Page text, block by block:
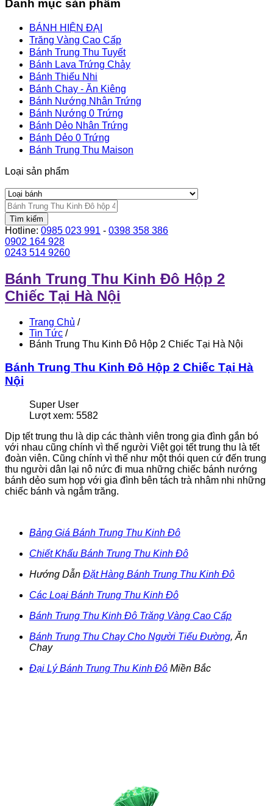
Danh mục sản phẩm
BÁNH HIỆN ĐẠI
Trăng Vàng Cao Cấp
Bánh Trung Thu Tuyết
Bánh Lava Trứng Chảy
Bánh Thiếu Nhi
Bánh Chay - Ăn Kiêng
Bánh Nướng Nhân Trứng
Bánh Nướng 0 Trứng
Bánh Dẻo Nhân Trứng
Bánh Dẻo 0 Trứng
Bánh Trung Thu Maison
Loại sản phẩm
Tìm kiếm
Hotline: 0985 023 991 - 0398 358 386
0902 164 928
0243 514 9260
Bánh Trung Thu Kinh Đô Hộp 2
Chiếc Tại Hà Nội
Trang Chủ /
Tin Tức /
Bánh Trung Thu Kinh Đô Hộp 2 Chiếc Tại Hà Nội
Bánh Trung Thu Kinh Đô Hộp 2 Chiếc Tại Hà
Nội
Super User
Lượt xem: 5582
Dịp tết trung thu là dịp các thành viên trong gia đình gắn bó
với nhau cũng chính vì thế người Việt gọi tết trung thu là tết
đoàn viên. Cũng chính vì thế như một thói quen cứ đến trung
thu người dân lại nô nức đi mua những chiếc bánh nướng
bánh dẻo sum họp với gia đình bên tách trà nhâm nhi những
chiếc bánh và ngắm trăng.
Bảng Giá Bánh Trung Thu Kinh Đô
Chiết Khấu Bánh Trung Thu Kinh Đô
Hướng Dẫn Đặt Hàng Bánh Trung Thu Kinh Đô
Các Loại Bánh Trung Thu Kinh Đô
Bánh Trung Thu Kinh Đô Trăng Vàng Cao Cấp
Bánh Trung Thu Chay Cho Người Tiểu Đường, Ăn
Chay
Đại Lý Bánh Trung Thu Kinh Đô Miền Bắc